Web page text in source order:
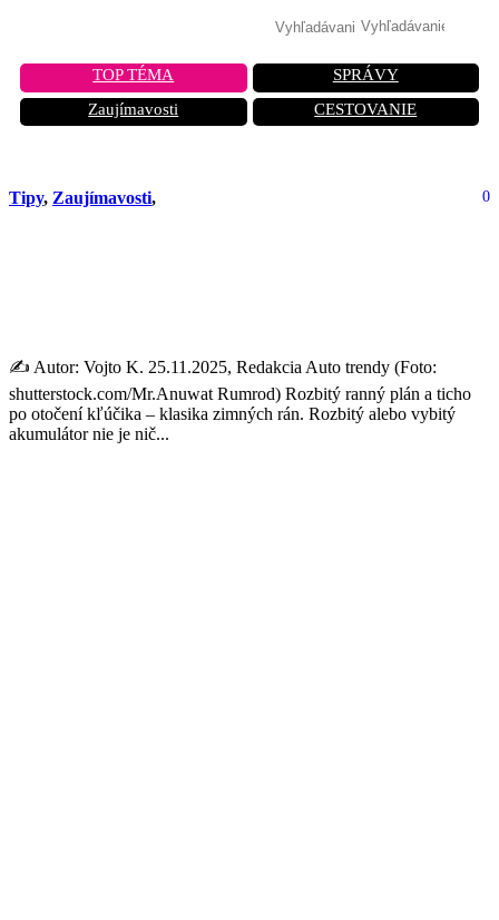
TOP TÉMA
SPRÁVY
Zaujímavosti
CESTOVANIE
Tipy, Zaujímavosti, 0
✍️ Autor: Vojto K. 25.11.2025, Redakcia Auto trendy (Foto:
shutterstock.com/Mr.Anuwat Rumrod) Rozbitý ranný plán a ticho
po otočení kľúčika – klasika zimných rán. Rozbitý alebo vybitý
akumulátor nie je nič...